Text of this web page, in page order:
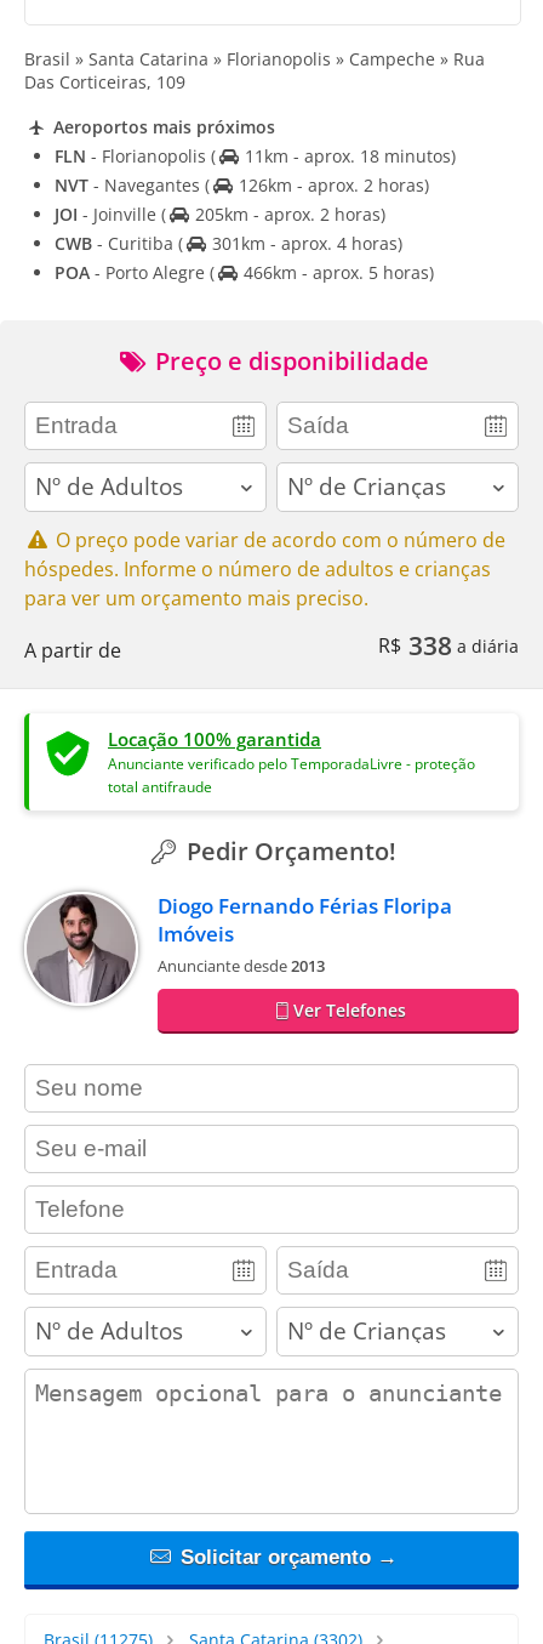
Brasil » Santa Catarina » Florianopolis » Campeche » Rua
Das Corticeiras, 109
Aeroportos mais próximos
FLN - Florianopolis (
11km - aprox. 18 minutos)
NVT - Navegantes (
126km - aprox. 2 horas)
JOI - Joinville (
205km - aprox. 2 horas)
CWB - Curitiba (
301km - aprox. 4 horas)
POA - Porto Alegre ( 466km - aprox. 5 horas)
Preço e disponibilidade
adults children
O preço pode variar de acordo com o número de
hóspedes. Informe o número de adultos e crianças
para ver um orçamento mais preciso.
A partir de
R$ 338 a diária
Locação 100% garantida
Anunciante verificado pelo TemporadaLivre - proteção
total antifraude
Pedir Orçamento!
Diogo Fernando Férias Floripa
Imóveis
Anunciante desde2013
Ver Telefones
contact_name
contact_email
contact_phone
adults children
contact_message
Solicitar orçamento →